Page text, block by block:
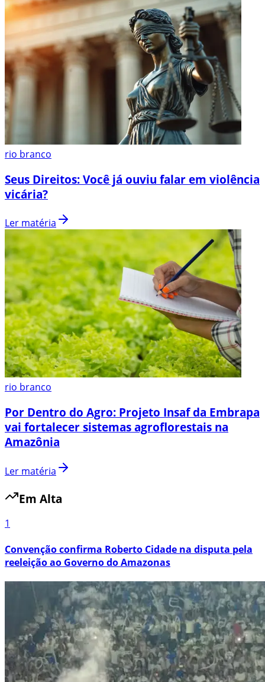
rio branco
Seus Direitos: Você já ouviu falar em violência
vicária?
Ler matéria
rio branco
Por Dentro do Agro: Projeto Insaf da Embrapa
vai fortalecer sistemas agroflorestais na
Amazônia
Ler matéria
Em Alta
1
Convenção confirma Roberto Cidade na disputa pela
reeleição ao Governo do Amazonas